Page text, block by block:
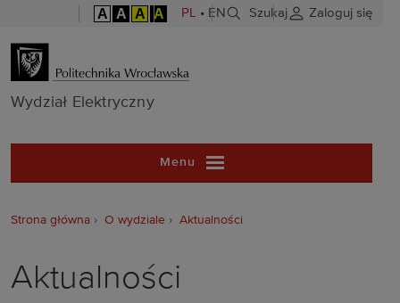
A A A A PL • EN Szukaj Zaloguj się
Wydział
Wydział Elektryczny
Menu
Strona główna O wydziale Aktualności
Aktualności